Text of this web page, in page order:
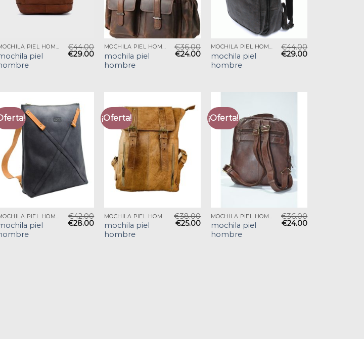
MOCHILA PIEL HOMBRE
piel
€44.00
€29.00
MOCHILA PIEL HOMBRE
mochila piel
hombre
€36.00
€24.00
MOCHILA PIEL HOMBRE
mochila piel
hombre
€44.00
€29.00
piel
€42.00
€28.00
¡Oferta!
mochila piel
hombre
€38.00
€25.00
¡Oferta!
mochila piel
hombre
€36.00
€24.00